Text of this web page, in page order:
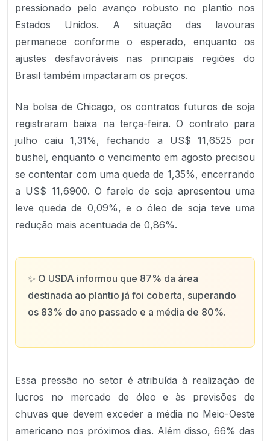
pressionado pelo avanço robusto no plantio nos
Estados Unidos. A situação das lavouras
permanece conforme o esperado, enquanto os
ajustes desfavoráveis nas principais regiões do
Brasil também impactaram os preços.
Na bolsa de Chicago, os contratos futuros de soja
registraram baixa na terça-feira. O contrato para
julho caiu 1,31%, fechando a US$ 11,6525 por
bushel, enquanto o vencimento em agosto precisou
se contentar com uma queda de 1,35%, encerrando
a US$ 11,6900. O farelo de soja apresentou uma
leve queda de 0,09%, e o óleo de soja teve uma
redução mais acentuada de 0,86%.
✨ O USDA informou que 87% da área
destinada ao plantio já foi coberta, superando
os 83% do ano passado e a média de 80%.
Essa pressão no setor é atribuída à realização de
lucros no mercado de óleo e às previsões de
chuvas que devem exceder a média no Meio-Oeste
americano nos próximos dias. Além disso, 66% das